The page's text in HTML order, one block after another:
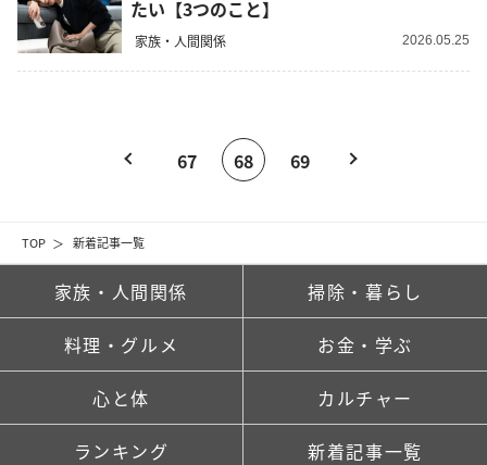
TOP 新着記事一覧
たい【3つのこと】
家族・人間関係 2026.05.25
67 68 69
家族・人間関係 掃除・暮らし
料理・グルメ お金・学ぶ
心と体 カルチャー
ランキング 新着記事一覧